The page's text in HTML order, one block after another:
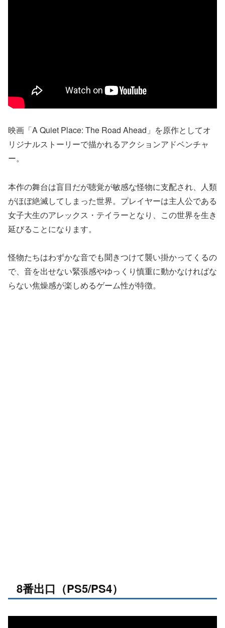
映画「A Quiet Place: The Road Ahead」を原作としてオ
リジナルストーリーで描かれるアクションアドベンチャ
ー。
本作の舞台は盲目だが聴覚が敏感な怪物に支配され、人類
がほぼ絶滅してしまった世界。プレイヤーは主人公である
女子大生のアレックス・テイラーとなり、この世界を生き
延びることになります。
怪物たちはわずかな音でも聞きつけて襲い掛かってくるの
で、音を出せない緊張感やゆっくり慎重に動かなければな
らない焦燥感が楽しめるゲーム性が特徴。
8番出口（PS5/PS4）